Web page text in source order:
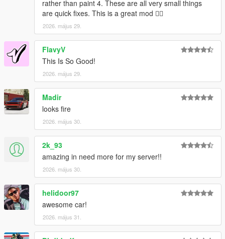
rather than paint 4. These are all very small things
are quick fixes. This is a great mod 👍🏿
2026. május 29.
FlavyV
This Is So Good!
2026. május 29.
Madir
looks fire
2026. május 30.
2k_93
amazing in need more for my server!!
2026. május 30.
helidoor97
awesome car!
2026. május 31.